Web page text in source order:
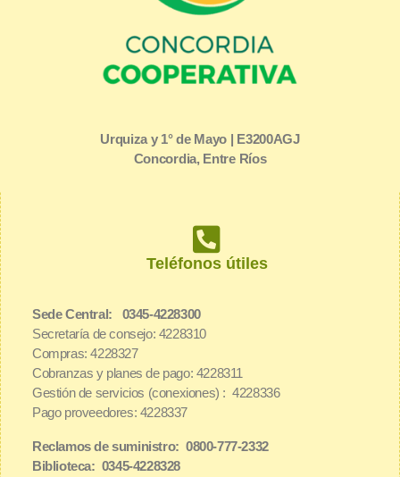
Urquiza y 1° de Mayo | E3200AGJ
Concordia, Entre Ríos
Teléfonos útiles
Sede Central: 0345-4228300
Secretaría de consejo: 4228310
Compras: 4228327
Cobranzas y planes de pago: 4228311
Gestión de servicios (conexiones) : 4228336
Pago proveedores: 4228337
Reclamos de suministro: 0800-777-2332
Biblioteca: 0345-4228328